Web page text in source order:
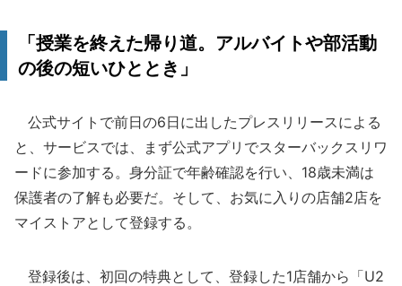
「授業を終えた帰り道。アルバイトや部活動
の後の短いひととき」
公式サイトで前日の6日に出したプレスリリースによる
と、サービスでは、まず公式アプリでスターバックスリワ
ードに参加する。身分証で年齢確認を行い、18歳未満は
保護者の了解も必要だ。そして、お気に入りの店舗2店を
マイストアとして登録する。
登録後は、初回の特典として、登録した1店舗から「U2